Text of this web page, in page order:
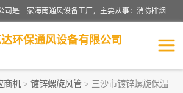
海南鑫艺达通风设备有限公司是一家海南通风设备工厂，主要从事：消防排烟工程、油烟净化工程、厨房排烟工程、酒店厨房设备、新风排风系统、镀锌铁皮管道加工、暖通工程、通风管道安装、消防火阀百叶风口等业务。公司拥有管道及配件一体化工厂生产线，良好的售后服务，良好的设计团队，良好的施工团队、良好管理人员，掌握畅通丰富的信息、市场渠道。
环保通风设备有限公司
商机 > 镀锌螺旋风管 > 三沙市镀锌螺旋保温